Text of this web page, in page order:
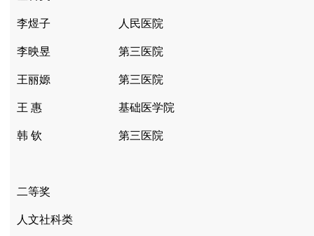
李煜子 人民医院
李映昱 第三医院
王丽嫄 第三医院
王 惠 基础医学院
韩 钦 第三医院
二等奖
人文社科类